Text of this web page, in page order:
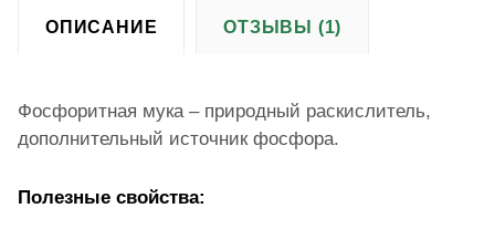
ОПИСАНИЕ ОТЗЫВЫ (1)
Фосфоритная мука – природный раскислитель,
дополнительный источник фосфора.
Полезные свойства: